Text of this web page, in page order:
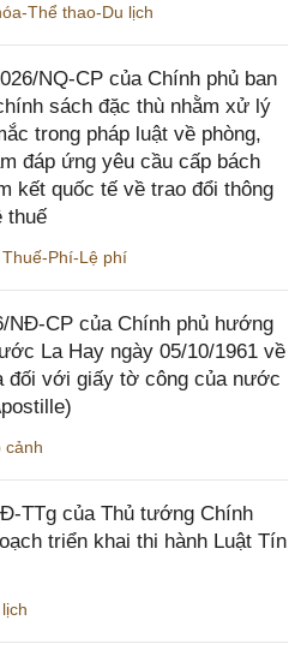
Thể thao-Du lịch
NQ-CP của Chính phủ ban
sách đặc thù nhằm xử lý
trong pháp luật về phòng,
đáp ứng yêu cầu cấp bách
kết quốc tế về trao đổi thông
thuế
Thuế-Phí-Lệ phí
NĐ-CP của Chính phủ hướng
La Hay ngày 05/10/1961 về
đối với giấy tờ công của nước
cảnh
TTg của Thủ tướng Chính
triển khai thi hành Luật Tín